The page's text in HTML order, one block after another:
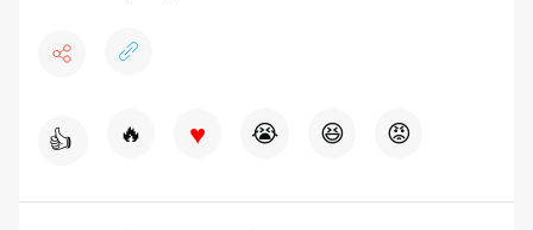
👍 🔥 ♥ 😭 😆 😡